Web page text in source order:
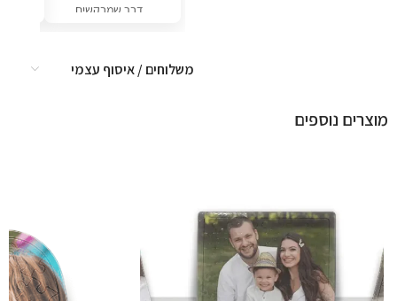
דבר שמבקשים.
תודה לכם! אין
משלוחים / איסוף עצמי
מוצרים נוספים